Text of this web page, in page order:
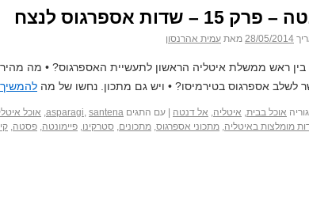
– שדות אספרגוס לנצח
28/05/2014 מאת עמית אהרנסון
ראש ממשלת איטליה הראשון לתעשיית האספרגוס? • מה מהיר
לשלב אספרגוס בטירמיסו? • ויש גם מתכון. נחשו של מה
אוכל בבית, איטליה, אל דנטה עם התגים asparagi, santena
, אוכל
מומלצות באיטליה, מתכוני אספרגוס, מתכונים, סטרקינו, פיימונטה, פסטה,